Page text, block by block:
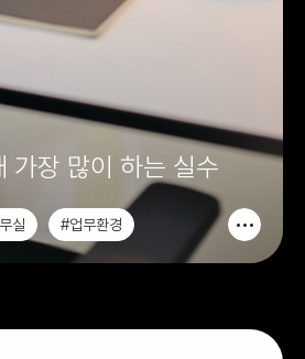
가장 많이 하는 실수
실
#업무환경